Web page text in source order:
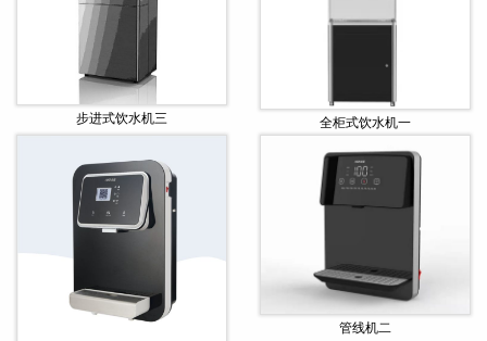
步进式饮水机三 全柜式饮水机一
管线机二